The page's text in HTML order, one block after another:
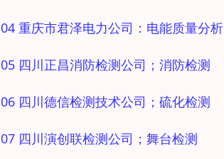
04 重庆市君泽电力公司：电能质量分析
05 四川正昌消防检测公司；消防检测
06 四川德信检测技术公司；硫化检测
07 四川演创联检测公司；舞台检测